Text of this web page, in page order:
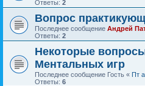
Ответы: 2
Вопрос
Последнее сообщение Андрей
Ответы: 2
Некоторые
Ментальных игр
Последнее сообщение Гость « Пт
Ответы: 6